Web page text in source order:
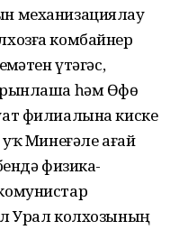
механизациялау
комбайнер
үтәгәс,
һәм Өфө
филиалына киске
Минеғәле ағай
физика-
Урал колхозының